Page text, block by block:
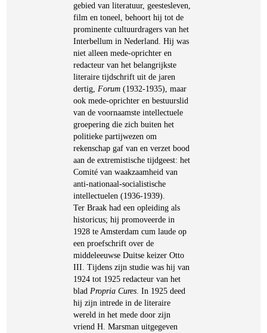
gebied van literatuur, geestesleven,
film en toneel, behoort hij tot de
prominente cultuurdragers van het
Interbellum in Nederland. Hij was
niet alleen mede-oprichter en
redacteur van het belangrijkste
literaire tijdschrift uit de jaren
dertig, Forum (1932-1935), maar
ook mede-oprichter en bestuurslid
van de voornaamste intellectuele
groepering die zich buiten het
politieke partijwezen om
rekenschap gaf van en verzet bood
aan de extremistische tijdgeest: het
Comité van waakzaamheid van
anti-nationaal-socialistische
intellectuelen (1936-1939).
Ter Braak had een opleiding als
historicus; hij promoveerde in
1928 te Amsterdam cum laude op
een proefschrift over de
middeleeuwse Duitse keizer Otto
III. Tijdens zijn studie was hij van
1924 tot 1925 redacteur van het
blad Propria Cures . In 1925 deed
hij zijn intrede in de literaire
wereld in het mede door zijn
vriend H. Marsman uitgegeven